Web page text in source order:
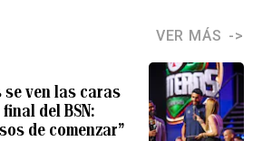
VER MÁS
se ven las caras
del BSN:
de comenzar”